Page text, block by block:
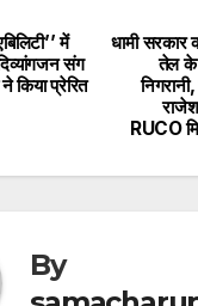
itt
er
धामी सरकार
तेल के
RUCO
में
संग
किया प्रेरित
By